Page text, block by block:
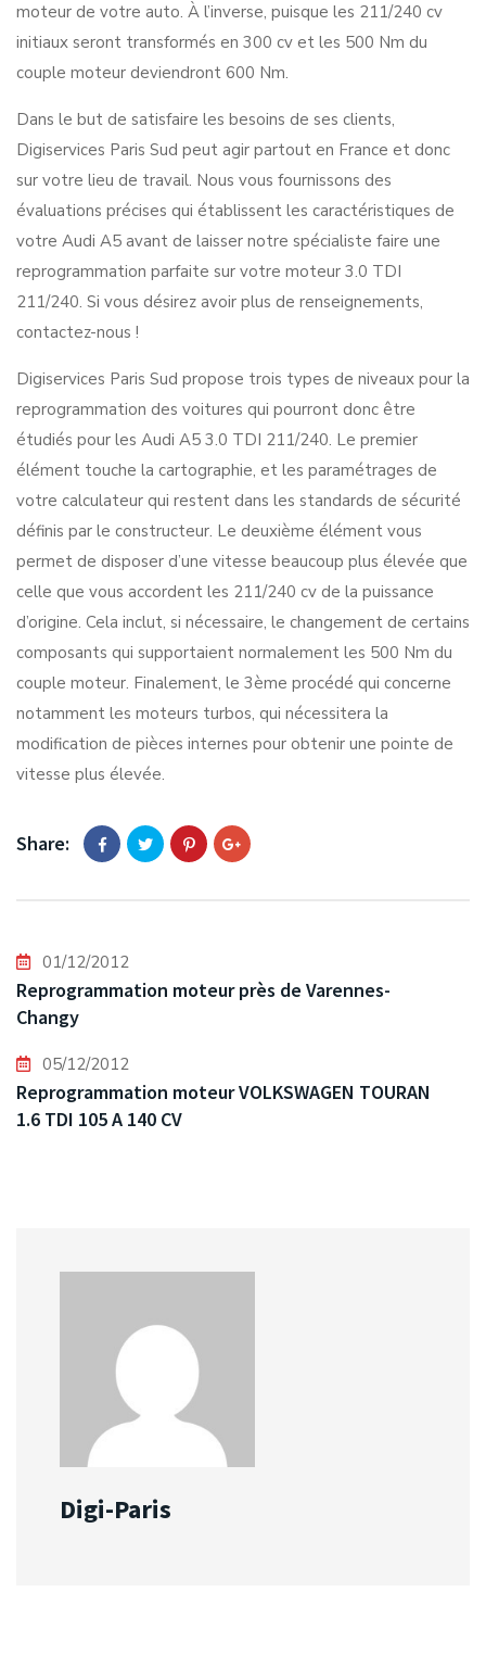
moteur de votre auto. À l’inverse, puisque les 211/240 cv
initiaux seront transformés en 300 cv et les 500 Nm du
couple moteur deviendront 600 Nm.
Dans le but de satisfaire les besoins de ses clients,
Digiservices Paris Sud peut agir partout en France et donc
sur votre lieu de travail. Nous vous fournissons des
évaluations précises qui établissent les caractéristiques de
votre Audi A5 avant de laisser notre spécialiste faire une
reprogrammation parfaite sur votre moteur 3.0 TDI
211/240. Si vous désirez avoir plus de renseignements,
contactez-nous !
Digiservices Paris Sud propose trois types de niveaux pour la
reprogrammation des voitures qui pourront donc être
étudiés pour les Audi A5 3.0 TDI 211/240. Le premier
élément touche la cartographie, et les paramétrages de
votre calculateur qui restent dans les standards de sécurité
définis par le constructeur. Le deuxième élément vous
permet de disposer d’une vitesse beaucoup plus élevée que
celle que vous accordent les 211/240 cv de la puissance
d’origine. Cela inclut, si nécessaire, le changement de certains
composants qui supportaient normalement les 500 Nm du
couple moteur. Finalement, le 3ème procédé qui concerne
notamment les moteurs turbos, qui nécessitera la
modification de pièces internes pour obtenir une pointe de
vitesse plus élevée.
Share:
01/12/2012
Reprogrammation moteur près de Varennes-
Changy
05/12/2012
Reprogrammation moteur VOLKSWAGEN TOURAN
1.6 TDI 105 A 140 CV
Digi-Paris